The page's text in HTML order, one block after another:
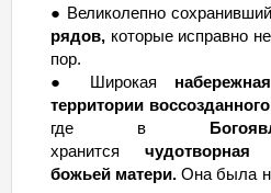
● Великолепно
рядов, которые исправно
пор.
● Широкая
территории
где в
хранится
божьей матери. Она была